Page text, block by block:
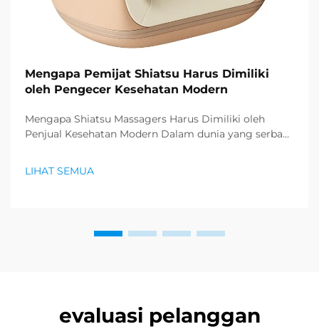
Mengapa Pemijat Shiatsu Harus Dimiliki
oleh Pengecer Kesehatan Modern
Mengapa Shiatsu Massagers Harus Dimiliki oleh
Penjual Kesehatan Modern Dalam dunia yang serba
semakin mencari cara efektif untuk memprioritaskan
LIHAT SEMUA
evaluasi pelanggan